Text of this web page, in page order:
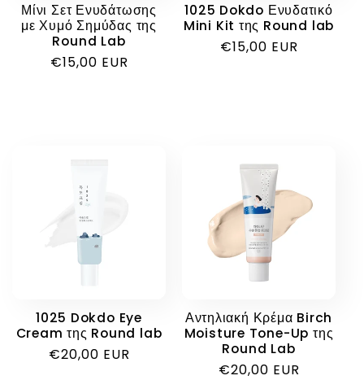
Μίνι Σετ Ενυδάτωσης
με Χυμό Σημύδας της
Round Lab
Κανονική
€15,00 EUR
1025 Dokdo Ενυδατικό
Mini Kit της Round lab
Κανονική
€15,00 EUR
1025 Dokdo Eye
Cream της Round lab
Κανονική
€20,00 EUR
Αντηλιακή Κρέμα Birch
Moisture Tone-Up της
Round Lab
Κανονική
€20,00 EUR